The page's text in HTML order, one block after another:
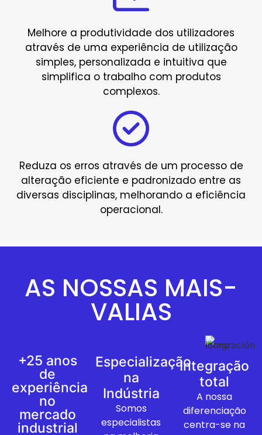
Melhore a produtividade dos utilizadores
através de uma experiência de utilização
simples, personalizada e intuitiva que
simplifica o trabalho com produtos
complexos.
Reduza os erros através de um processo de
alteração eficiente e padronizado entre as
diversas disciplinas, melhorando a eficiência
operacional.
AS NOSSAS MAIS-
VALIAS
+25 anos
de
experiência
no
mercado
industrial
Especialização
na
Indústria
Somos
especialistas
Integração
total
A nossa
diferenciação
centra-se na